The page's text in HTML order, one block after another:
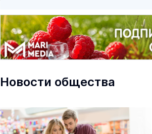
Лида / Lida
Концерты 26 августа
Новости общества